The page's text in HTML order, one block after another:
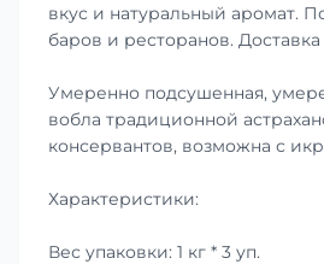
вкус и натуральный аромат.
баров и ресторанов.
Умеренно подсушенная,
вобла традиционной
консервантов, возможна с
Характеристики:
Вес упаковки: 1 кг * 3 уп.